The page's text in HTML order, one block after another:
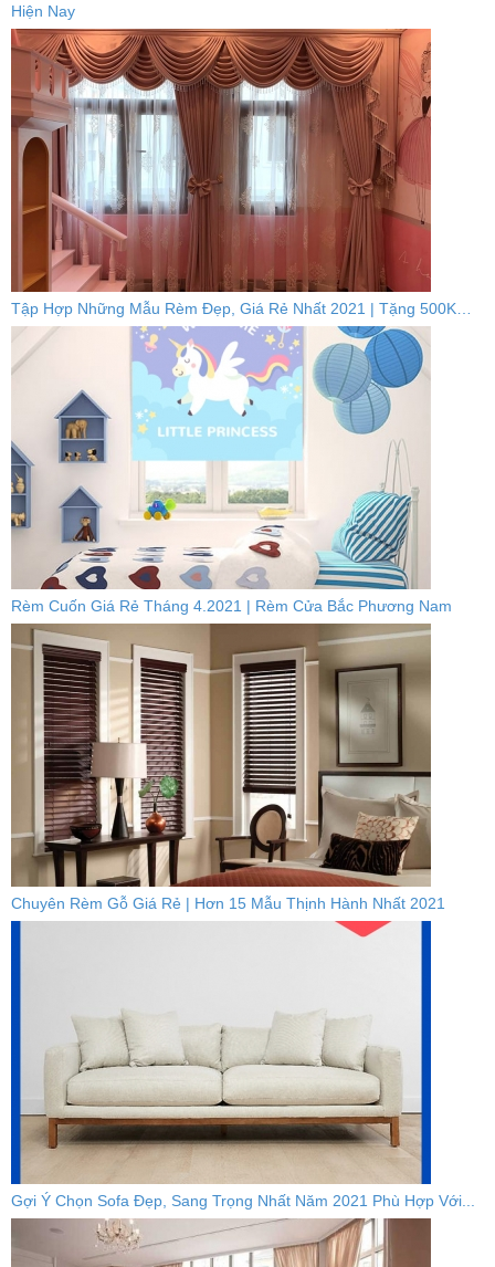
Hiện Nay
Tập Hợp Những Mẫu Rèm Đẹp, Giá Rẻ Nhất 2021 | Tặng 500K…
Rèm Cuốn Giá Rẻ Tháng 4.2021 | Rèm Cửa Bắc Phương Nam
Chuyên Rèm Gỗ Giá Rẻ | Hơn 15 Mẫu Thịnh Hành Nhất 2021
Gợi Ý Chọn Sofa Đẹp, Sang Trọng Nhất Năm 2021 Phù Hợp Với...